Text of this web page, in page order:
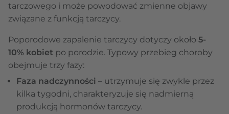
tarczowego i może powodować zmienne objawy
związane z funkcją tarczycy.
Poporodowe zapalenie tarczycy dotyczy około 5-
10% kobiet po porodzie. Typowy przebieg choroby
obejmuje trzy fazy:
Faza nadczynności – utrzymuje się zwykle przez
kilka tygodni, charakteryzuje się nadmierną
produkcją hormonów tarczycy.